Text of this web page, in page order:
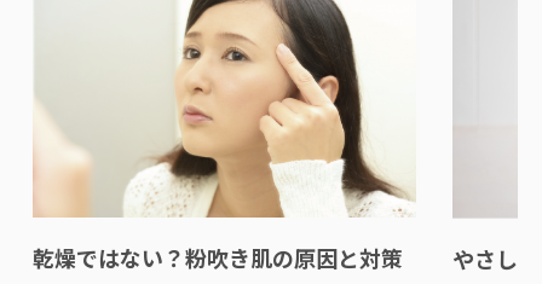
乾燥ではない？粉吹き肌の原因と対策 やさし